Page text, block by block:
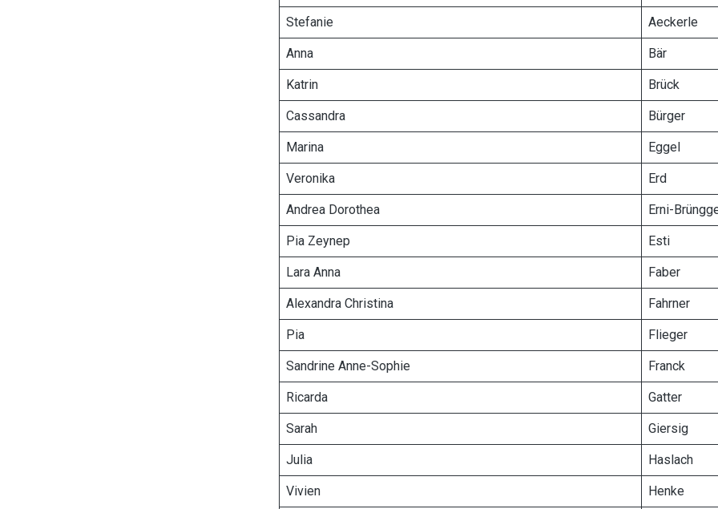
Stefanie Aeckerle
Anna Bär
Katrin Brück
Cassandra Bürger
Marina Eggel
Veronika Erd
Andrea Dorothea Erni-
Pia Zeynep Esti
Lara Anna Faber
Alexandra Christina Fahrner
Pia Flieger
Sandrine Anne-Sophie Franck
Ricarda Gatter
Sarah Giersig
Julia Haslach
Vivien Henke